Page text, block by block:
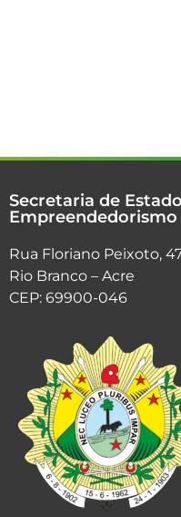
Secretaria de
Empreendedorismo
Rua Floriano Peixoto,
Rio Branco – Acre
CEP: 69900-046